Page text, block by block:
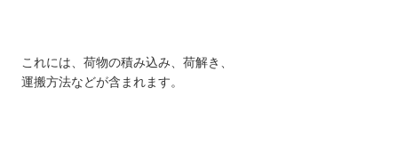
これには、荷物の積み込み、荷解き、
運搬方法などが含まれます。